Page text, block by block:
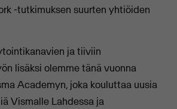
-tutkimuksen suurten yhtiöiden
ja tiiviin
lisäksi olemme tänä vuonna
Academyn, joka kouluttaa uusia
Vismalle Lahdessa ja